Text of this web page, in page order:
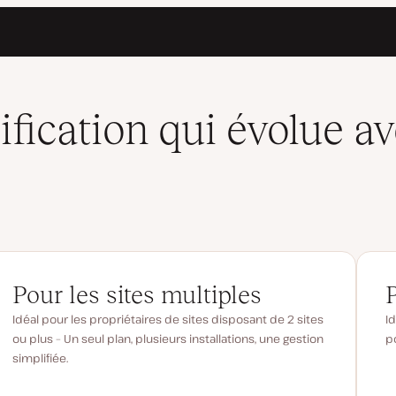
qui évolue
Pour les sites multiples
Idéal pour les propriétaires de sites disposant de 2 sites
ou plus – Un seul plan, plusieurs installations, une gestion
simplifiée.